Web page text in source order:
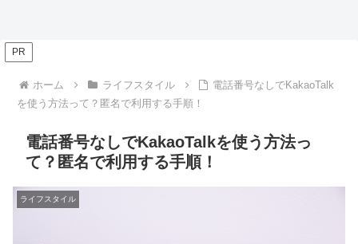
PR
ホーム ライフスタイル
電話番号なしでKakaoTalk
を使う方法って？匿名で利用する手順！
電話番号なしでKakaoTalkを使う方法っ
て？匿名で利用する手順！
ライフスタイル